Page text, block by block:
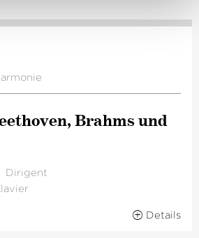
Brahms und
Dirigent
Details